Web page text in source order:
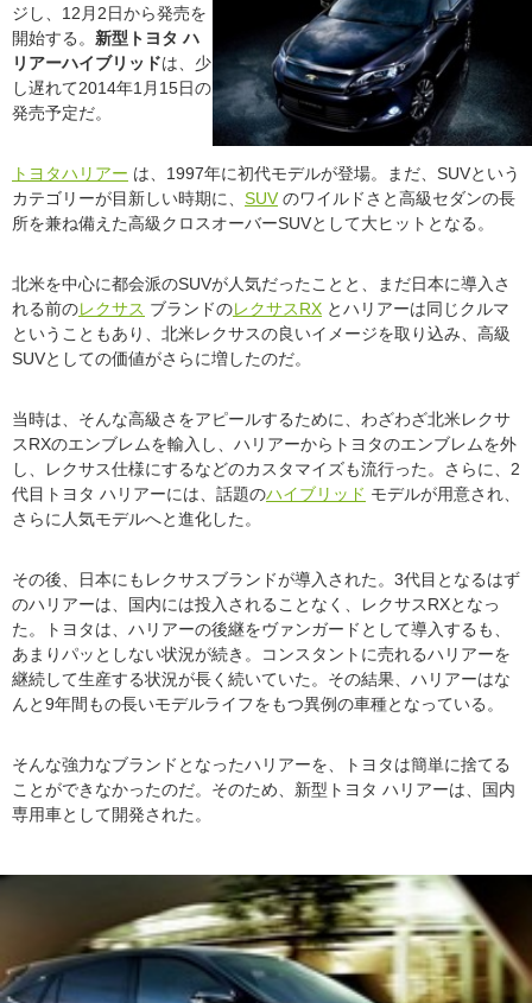
ジし、12月2日から発売を
開始する。 新型トヨタ ハ
リアーハイブリッドは、少
し遅れて2014年1月15日の
発売予定だ。
トヨタハリアー は、1997年に初代モデルが登場。まだ、SUVという
カテゴリーが目新しい時期に、 SUV のワイルドさと高級セダンの長
所を兼ね備えた高級クロスオーバーSUVとして大ヒットとなる。
北米を中心に都会派のSUVが人気だったことと、まだ日本に導入さ
れる前のレクサス ブランドのレクサスRX とハリアーは同じクルマ
ということもあり、北米レクサスの良いイメージを取り込み、高級
SUVとしての価値がさらに増したのだ。
当時は、そんな高級さをアピールするために、わざわざ北米レクサ
スRXのエンブレムを輸入し、ハリアーからトヨタのエンブレムを外
し、レクサス仕様にするなどのカスタマイズも流行った。さらに、2
代目トヨタ ハリアーには、話題のハイブリッド モデルが用意され、
さらに人気モデルへと進化した。
その後、日本にもレクサスブランドが導入された。3代目となるはず
のハリアーは、国内には投入されることなく、レクサスRXとなっ
た。トヨタは、ハリアーの後継をヴァンガードとして導入するも、
あまりパッとしない状況が続き。コンスタントに売れるハリアーを
継続して生産する状況が長く続いていた。その結果、ハリアーはな
んと9年間もの長いモデルライフをもつ異例の車種となっている。
そんな強力なブランドとなったハリアーを、トヨタは簡単に捨てる
ことができなかったのだ。そのため、新型トヨタ ハリアーは、国内
専用車として開発された。